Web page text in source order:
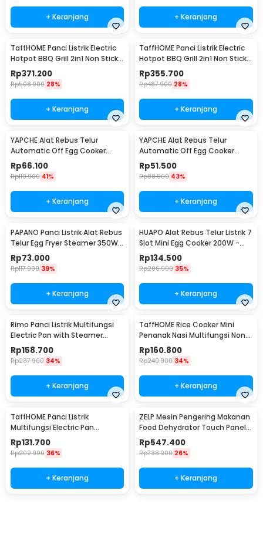
+ Keranjang + Keranjang
TaffHOME Panci Listrik Electric
Hotpot BBQ Grill 2in1 Non Stick
1300W - DYG-03
Rp371.200
Rp508.900 28%
+ Keranjang
TaffHOME Panci Listrik Electric
Hotpot BBQ Grill 2in1 Non Stick
1300W - DYG-05
Rp355.700
Rp487.900 28%
+ Keranjang
YAPCHE Alat Rebus Telur
Automatic Off Egg Cooker
220V 3 Layer - BN-30
Rp66.100
Rp110.900 41%
+ Keranjang
YAPCHE Alat Rebus Telur
Automatic Off Egg Cooker
220V 2 Layer - BN-30
Rp51.500
Rp88.900 43%
+ Keranjang
PAPANO Panci Listrik Alat Rebus
Telur Egg Fryer Steamer 350W -
DS-D10
Rp73.000
Rp117.900 39%
+ Keranjang
HUAPO Alat Rebus Telur Listrik 7
Slot Mini Egg Cooker 200W -
ZDQ-FX04
Rp134.500
Rp206.900 35%
+ Keranjang
Rimo Panci Listrik Multifungsi
Electric Pan with Steamer
600W - SDD-18D
Rp158.700
Rp237.900 34%
+ Keranjang
TaffHOME Rice Cooker Mini
Penanak Nasi Multifungsi Non
Stick 1.8L 450W - JKS16S
Rp160.800
Rp240.900 34%
+ Keranjang
TaffHOME Panci Listrik
Multifungsi Electric Pan
NonStick 1.7L 700W - JKS18
Rp131.700
Rp202.900 36%
+ Keranjang
ZELP Mesin Pengering Makanan
Food Dehydrator Touch Panel 8
Layer 400W - RZ-166
Rp547.400
Rp738.900 26%
+ Keranjang